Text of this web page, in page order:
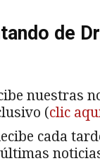
de
nuestras
(clic
cada